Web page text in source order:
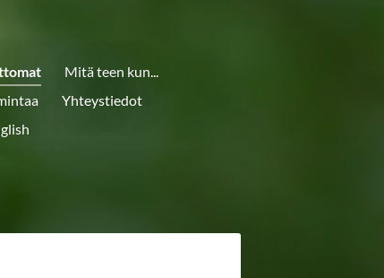
Mitä teen kun...
Yhteystiedot